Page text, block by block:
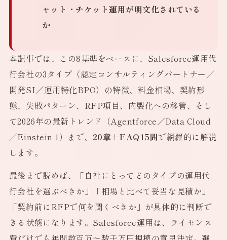
ャット・チケット運用が明文化されている
か
本記事では、この8基準をベースに、Salesforce運用代
行会社の3タイプ（認定コンサルティングパートナー／
開発SI／運用特化BPO）の特徴、料金相場、契約形
態、失敗パターン、RFP項目、内製化への移管、そし
て2026年の最新トレンド（Agentforce／Data Cloud
／Einstein 1）まで、 20章＋FAQ15問で網羅的に解説
します。
最後まで読めば、「自社にとってどのタイプの運用代
行会社を選ぶべきか」「相場と比べて妥当な見積か」
「契約前にRFPで何を聞くべきか」が具体的に判断で
きる状態になります。Salesforce運用は、ライセンス